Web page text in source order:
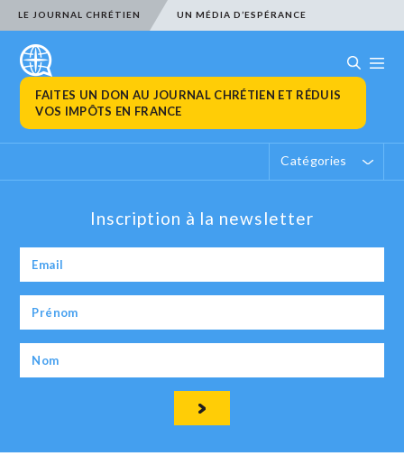
LE JOURNAL CHRÉTIEN UN MÉDIA D’ESPÉRANCE
FAITES UN DON AU JOURNAL CHRÉTIEN ET RÉDUIS
VOS IMPÔTS EN FRANCE
Catégories
Inscription à la newsletter